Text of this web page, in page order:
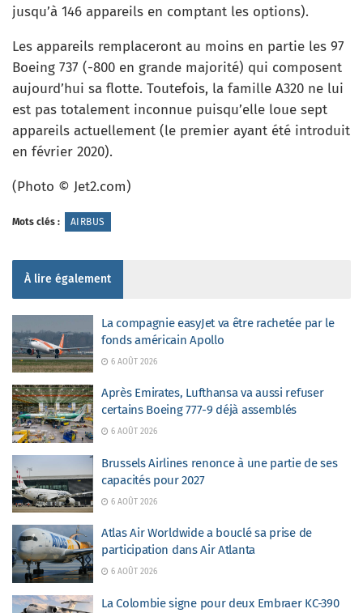
jusqu’à 146 appareils en comptant les options).
Les appareils remplaceront au moins en partie les 97
Boeing 737 (-800 en grande majorité) qui composent
aujourd’hui sa flotte. Toutefois, la famille A320 ne lui
est pas totalement inconnue puisqu’elle loue sept
appareils actuellement (le premier ayant été introduit
en février 2020).
(Photo © Jet2.com)
Mots clés : AIRBUS
À lire également
La compagnie easyJet va être rachetée par le
fonds américain Apollo
6 AOÛT 2026
Après Emirates, Lufthansa va aussi refuser
certains Boeing 777-9 déjà assemblés
6 AOÛT 2026
Brussels Airlines renonce à une partie de ses
capacités pour 2027
6 AOÛT 2026
Atlas Air Worldwide a bouclé sa prise de
participation dans Air Atlanta
6 AOÛT 2026
La Colombie signe pour deux Embraer KC-390